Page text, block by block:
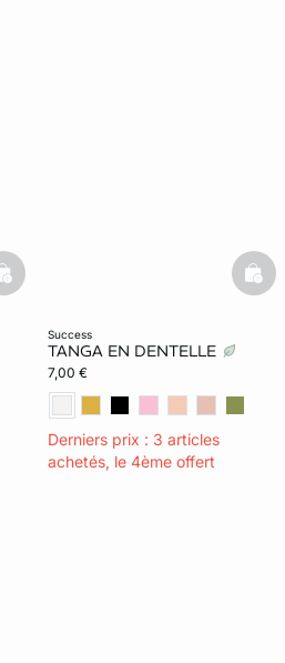
basketfull
success
TANGA EN DENTELLE
7,00 €
Derniers prix : 3 articles
achetés, le 4ème offert